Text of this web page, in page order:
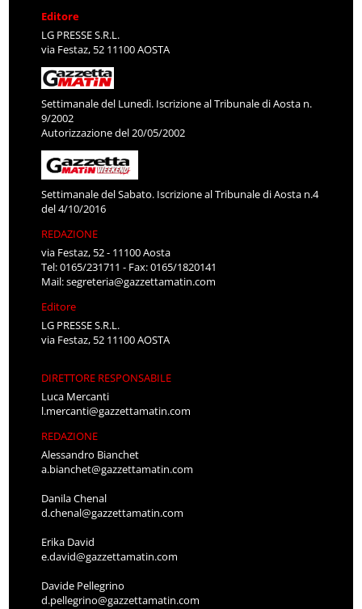
Editore
LG PRESSE S.R.L.
via Festaz, 52 11100 AOSTA
Settimanale del Lunedì. Iscrizione al Tribunale di Aosta n.
9/2002
Autorizzazione del 20/05/2002
Settimanale del Sabato. Iscrizione al Tribunale di Aosta n.4
del 4/10/2016
REDAZIONE
via Festaz, 52 - 11100 Aosta
Tel: 0165/231711 - Fax: 0165/1820141
Mail:segreteria@gazzettamatin.com
Editore
LG PRESSE S.R.L.
via Festaz, 52 11100 AOSTA
DIRETTORE RESPONSABILE
Luca Mercanti
l.mercanti@gazzettamatin.com
REDAZIONE
Alessandro Bianchet
a.bianchet@gazzettamatin.com
Danila Chenal
d.chenal@gazzettamatin.com
Erika David
e.david@gazzettamatin.com
Davide Pellegrino
d.pellegrino@gazzettamatin.com